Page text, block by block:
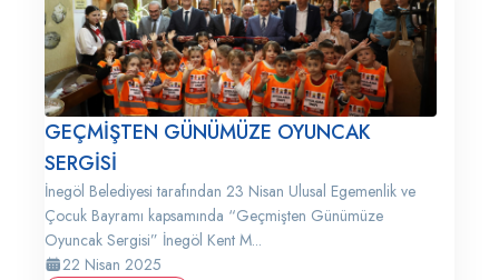
GEÇMİŞTEN GÜNÜMÜZE OYUNCAK
SERGİSİ
İnegöl Belediyesi tarafından 23 Nisan Ulusal Egemenlik ve
Çocuk Bayramı kapsamında “Geçmişten Günümüze
Oyuncak Sergisi” İnegöl Kent M...
22 Nisan 2025